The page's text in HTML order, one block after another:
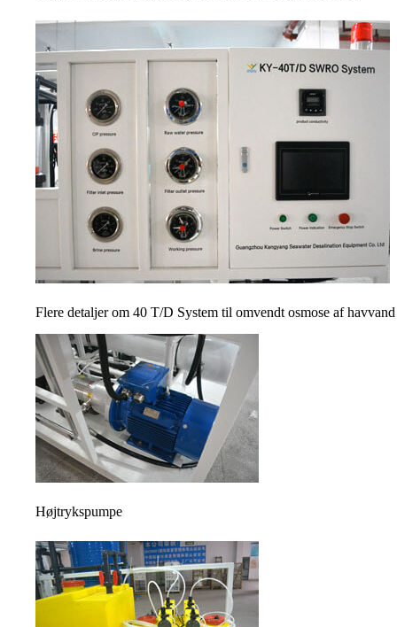
Flere detaljer om 40 T/D System til omvendt osmose af havvand
Højtrykspumpe